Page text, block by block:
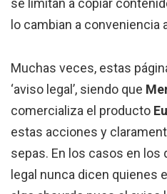
se limitan a copiar
lo cambian a conveniencia
Muchas veces, estas
‘aviso legal’, siendo que
comercializa el producto
estas acciones y
sepas. En los casos en los
legal nunca dicen quienes